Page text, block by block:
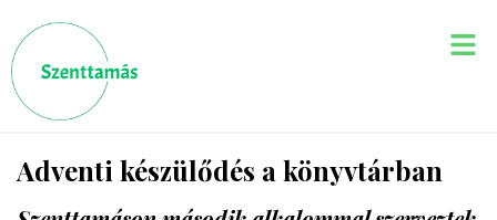
Adventi készülődés a könyvtárban